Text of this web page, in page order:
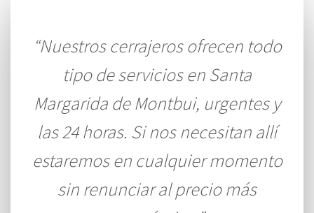
“Nuestros cerrajeros ofrecen todo
tipo de servicios en Santa
Margarida de Montbui, urgentes y
las 24 horas. Si nos necesitan allí
estaremos en cualquier momento
sin renunciar al precio más